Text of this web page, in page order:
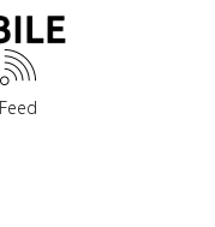
Feed